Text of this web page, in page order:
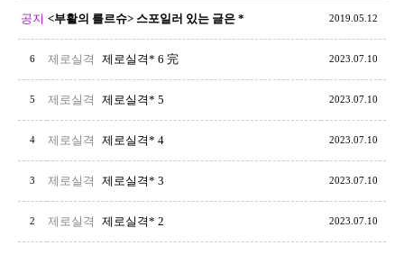
공지 <부활의 를르슈> 스포일러 있는 글은 * 2019.05.12
6 제로실격 제로실격* 6 完 2023.07.10
5 제로실격 제로실격* 5 2023.07.10
4 제로실격 제로실격* 4 2023.07.10
3 제로실격 제로실격* 3 2023.07.10
2 제로실격 제로실격* 2 2023.07.10